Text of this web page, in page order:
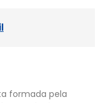
formada pela